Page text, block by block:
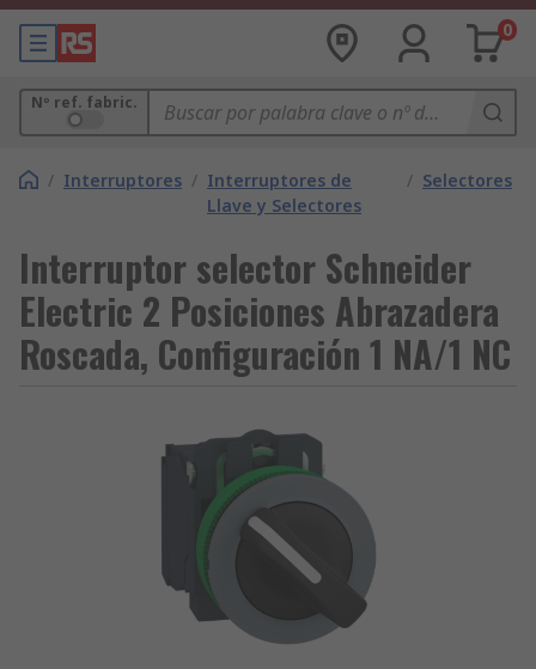
0
Nº ref. fabric.
/ Interruptores / Interruptores de
Llave y Selectores
/ Selectores
Interruptor selector Schneider
Electric 2 Posiciones Abrazadera
Roscada, Configuración 1 NA/1 NC